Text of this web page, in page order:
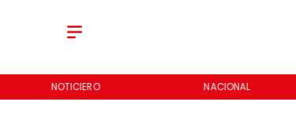
NOTICIERO NACIONAL